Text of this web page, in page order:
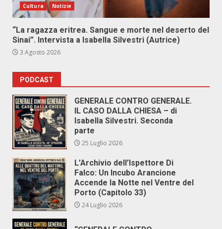
Cultura Notizie
“La ragazza eritrea. Sangue e morte nel deserto del
Sinai”. Intervista a Isabella Silvestri (Autrice)
3 Agosto 2026
PODCAST
GENERALE CONTRO GENERALE.
IL CASO DALLA CHIESA – di
Isabella Silvestri. Seconda
parte
25 Luglio 2026
L’Archivio dell’Ispettore Di
Falco: Un Incubo Arancione
Accende la Notte nel Ventre del
Porto (Capitolo 33)
24 Luglio 2026